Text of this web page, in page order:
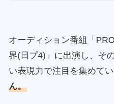
オーディション番組「
界(日プ4)」に出演し、そ
い表現力で注目を集めて
ん。